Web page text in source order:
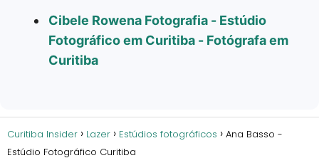
Cibele Rowena Fotografia - Estúdio
Fotográfico em Curitiba - Fotógrafa em
Curitiba
Curitiba Insider Lazer Estúdios fotográficos
Ana Basso -
Estúdio Fotográfico Curitiba